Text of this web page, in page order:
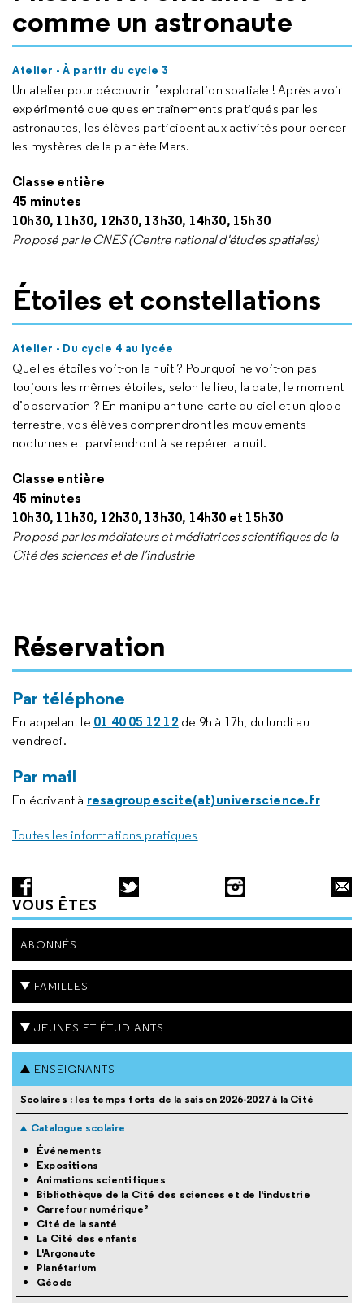
comme un astronaute
Atelier - À partir du cycle 3
Un atelier pour découvrir l’exploration spatiale ! Après avoir
expérimenté quelques entraînements pratiqués par les
astronautes, les élèves participent aux activités pour percer
les mystères de la planète Mars.
Classe entière
45 minutes
10h30, 11h30, 12h30, 13h30, 14h30, 15h30
Proposé par le CNES (Centre national d'études spatiales)
Étoiles et constellations
Atelier - Du cycle 4 au lycée
Quelles étoiles voit-on la nuit ? Pourquoi ne voit-on pas
toujours les mêmes étoiles, selon le lieu, la date, le moment
d’observation ? En manipulant une carte du ciel et un globe
terrestre, vos élèves comprendront les mouvements
nocturnes et parviendront à se repérer la nuit.
Classe entière
45 minutes
10h30, 11h30, 12h30, 13h30, 14h30 et 15h30
Proposé par les médiateurs et médiatrices scientifiques de la
Cité des sciences et de l’industrie
Réservation
Par téléphone
En appelant le 01 40 05 12 12de 9h à 17h, du lundi au
vendredi.
Par mail
En écrivant à resagroupescite(at)universcience.fr
Toutes les informations pratiques
VOUS ÊTES
ABONNÉS
FAMILLES
JEUNES ET ÉTUDIANTS
ENSEIGNANTS
Scolaires : les temps forts de la saison 2026-2027 à la Cité
Catalogue scolaire
Événements
Expositions
Animations scientifiques
Bibliothèque de la Cité des sciences et de l'industrie
Carrefour numérique²
Cité de la santé
La Cité des enfants
L'Argonaute
Planétarium
Géode